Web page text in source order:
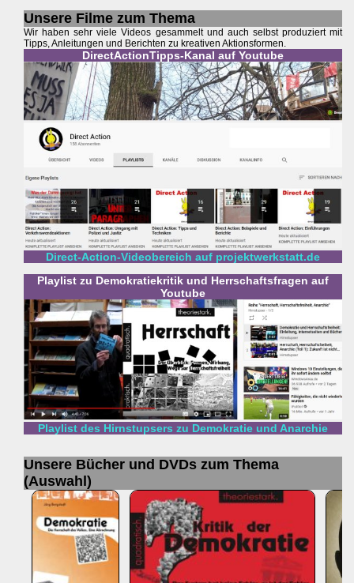
Unsere Filme zum Thema
Wir haben sehr viele Videos gesammelt und auch selbst produziert mit
Tipps, Anleitungen und Berichten zu kreativen Aktionsformen.
DirectActionTipps-Kanal auf Youtube
Direct-Action-Videobereich auf projektwerkstatt.de
Playlist zu Demokratiekritik und Herrschaftsfragen auf
Youtube
Playlist des Hirnstupsers zu Demokratie und Anarchie
Unsere Bücher und DVDs zum Thema
(Auswahl)